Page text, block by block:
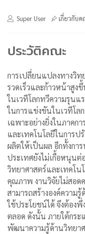
Super User เกี่ยวกับค
ประวัติคณะ
การเปลี่ยนแปลงทางวิท
รวดเร็วและก้าวหน้าสูง
ในเวทีโลกทวีความรุน
ในการแข่งขันในเวทีโล
เฉพาะอย่างยิ่งในภาคก
และเทคโนโลยีในการป
ผลิตให้เป็นผล อีกทั้งกา
ประเทศยังไม่เกื้อหนุนต่
วิทยาศาสตร์และเทคโ
คุณภาพ งานวิจัยไม่สอด
สามารถสร้างองค์ความ
ใช้ประโยชน์ได้ จึงต้องพึ่
ตลอด ดังนั้น ภายใต้กร
พัฒนาความรู้ด้านวิทยา